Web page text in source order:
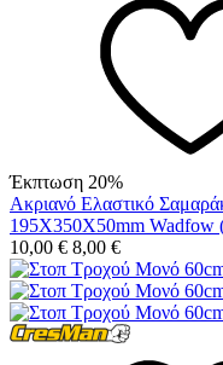
Έκπτωση 20%
Ακριανό Ελαστικό
195X350X50mm Wadfow
10,00 € 8,00 €